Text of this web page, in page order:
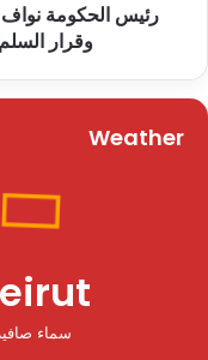
رئيس الحكومة
وقرار
Weather
سماء